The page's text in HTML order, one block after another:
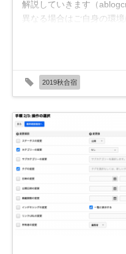
解説していきます（
異なる場合はご自身の環
2019秋合宿